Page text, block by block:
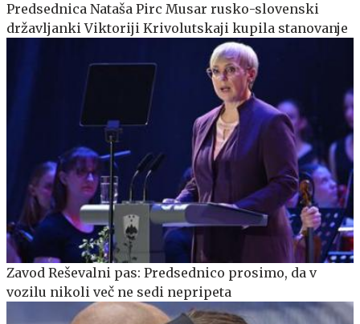
Predsednica Nataša Pirc Musar rusko-slovenski
državljanki Viktoriji Krivolutskaji kupila stanovanje
Zavod Reševalni pas: Predsednico prosimo, da v
vozilu nikoli več ne sedi nepripeta